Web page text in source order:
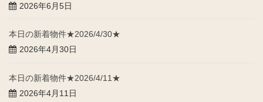
2026年6月5日
本日の新着物件★2026/4/30★
2026年4月30日
本日の新着物件★2026/4/11★
2026年4月11日